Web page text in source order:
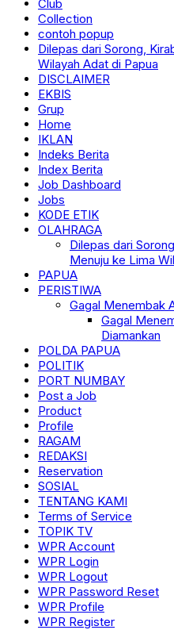
Club
Collection
contoh popup
Dilepas dari Sorong,
Wilayah Adat di Papua
DISCLAIMER
EKBIS
Grup
Home
IKLAN
Indeks Berita
Index Berita
Job Dashboard
Jobs
KODE ETIK
OLAHRAGA
Dilepas dari
Menuju ke Lima
PAPUA
PERISTIWA
Gagal Menembak
Gagal
Diamankan
POLDA PAPUA
POLITIK
PORT NUMBAY
Post a Job
Product
Profile
RAGAM
REDAKSI
Reservation
SOSIAL
TENTANG KAMI
Terms of Service
TOPIK TV
WPR Account
WPR Login
WPR Logout
WPR Password Reset
WPR Profile
WPR Register